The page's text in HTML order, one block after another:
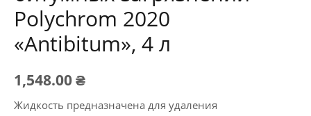
Polychrom 2020
«Antibitum», 4 л
1,548.00₴
Жидкость предназначена для удаления